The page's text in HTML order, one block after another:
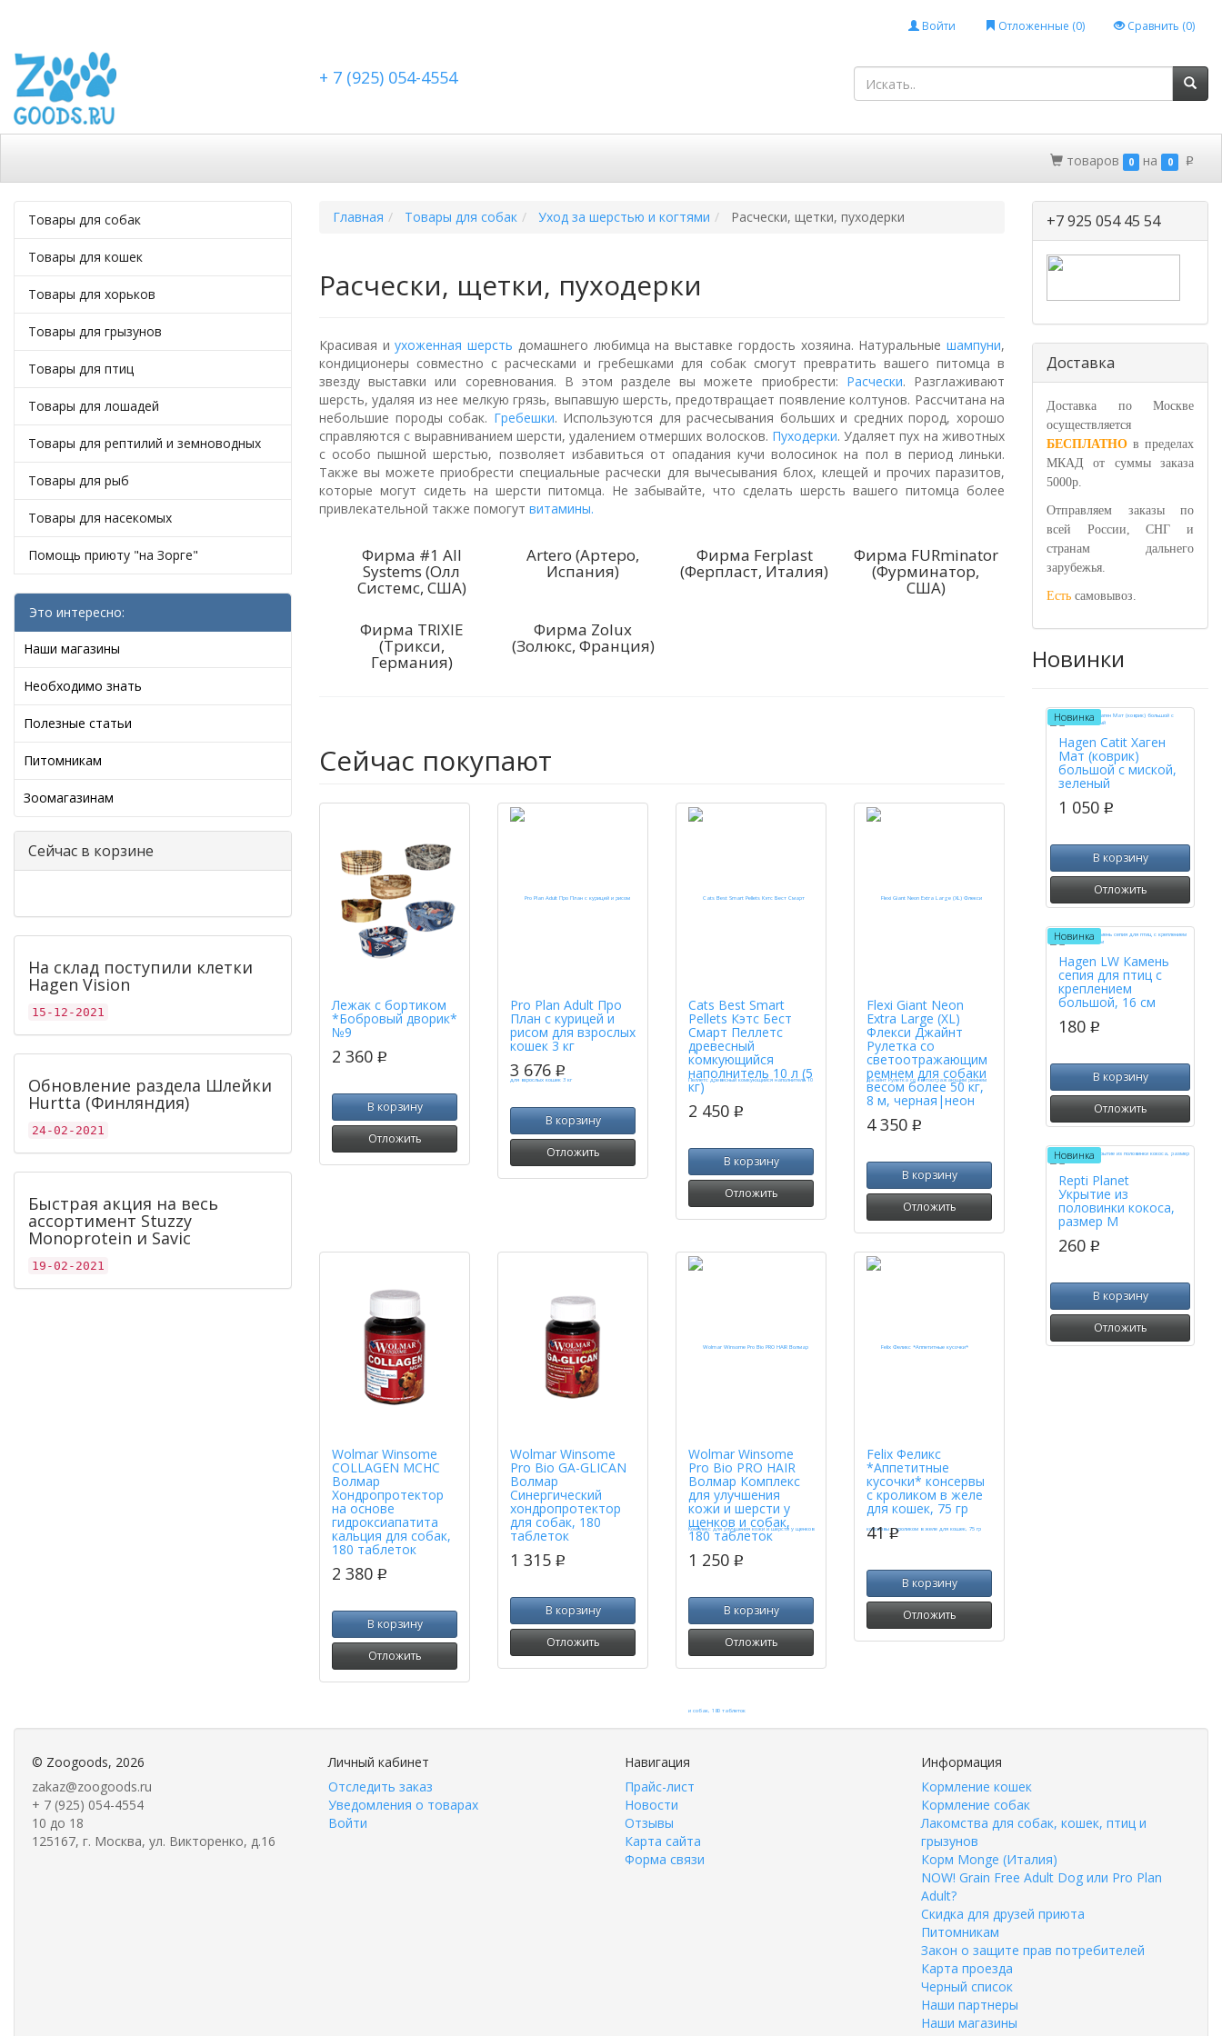
Войти Отложенные (0) Сравнить (0)
+ 7 (925) 054-4554
товаров 0 на 0 p
Товары для собак
Товары для кошек
Товары для хорьков
Товары для грызунов
Товары для птиц
Товары для лошадей
Товары для рептилий и земноводных
Товары для рыб
Товары для насекомых
Помощь приюту "на Зорге"
Это интересно:
Наши магазины
Необходимо знать
Полезные статьи
Питомникам
Зоомагазинам
Сейчас в корзине
На склад поступили клетки
Hagen Vision
15-12-2021
Обновление раздела Шлейки
Hurtta (Финляндия)
24-02-2021
Быстрая акция на весь
ассортимент Stuzzy
Monoprotein и Savic
19-02-2021
Главная Товары для собак Уход за шерстью и когтями Расчески, щетки, пуходерки
Расчески, щетки, пуходерки
Красивая иухоженная шерсть домашнего любимца на выставке гордость хозяина. Натуральныешампуни,
кондиционеры совместно с расческами и гребешками для собак смогут превратить вашего питомца в
звезду выставки или соревнования. В этом разделе вы можете приобрести: Расчески. Разглаживают
шерсть, удаляя из нее мелкую грязь, выпавшую шерсть, предотвращает появление колтунов. Рассчитана на
небольшие породы собак. Гребешки. Используются для расчесывания больших и средних пород, хорошо
справляются с выравниванием шерсти, удалением отмерших волосков. Пуходерки. Удаляет пух на животных
с особо пышной шерстью, позволяет избавиться от опадания кучи волосинок на пол в период линьки.
Также вы можете приобрести специальные расчески для вычесывания блох, клещей и прочих паразитов,
которые могут сидеть на шерсти питомца. Не забывайте, что сделать шерсть вашего питомца более
привлекательной также помогут витамины.
Фирма #1 All
Systems (Олл
Системс, США)
Artero (Артеро,
Испания)
Фирма Ferplast
(Ферпласт, Италия)
Фирма FURminator
(Фурминатор,
США)
Фирма TRIXIE
(Трикси,
Германия)
Фирма Zolux
(Золюкс, Франция)
Сейчас покупают
Лежак с бортиком
*Бобровый дворик*
№9
2 360 p
В корзину
Отложить
Pro Plan Adult Про
План с курицей и
рисом для взрослых
кошек 3 кг
3 676 p
В корзину
Отложить
Cats Best Smart
Pellets Кэтс Бест
Смарт Пеллетс
древесный
комкующийся
наполнитель 10 л (5
кг)
2 450 p
В корзину
Отложить
Flexi Giant Neon
Extra Large (XL)
Флекси Джайнт
Рулетка со
светоотражающим
ремнем для собаки
весом более 50 кг,
8 м, черная|неон
4 350 p
В корзину
Отложить
Wolmar Winsome
COLLAGEN MCHC
Волмар
Хондропротектор
на основе
гидроксиапатита
кальция для собак,
180 таблеток
2 380 p
В корзину
Отложить
Wolmar Winsome
Pro Bio GA-GLICAN
Волмар
Синергический
хондропротектор
для собак, 180
таблеток
1 315 p
В корзину
Отложить
Wolmar Winsome
Pro Bio PRO HAIR
Волмар Комплекс
для улучшения
кожи и шерсти у
щенков и собак,
180 таблеток
1 250 p
В корзину
Отложить
Felix Феликс
*Аппетитные
кусочки* консервы
с кроликом в желе
для кошек, 75 гр
41p
В корзину
Отложить
+7 925 054 45 54
Доставка
Доставка по Москве
осуществляется
БЕСПЛАТНО в пределах
МКАД от суммы заказа
5000р.
Отправляем заказы по
всей России, СНГ и
странам дальнего
зарубежья.
Есть самовывоз.
Новинки
Новинка
Hagen Catit Хаген
Мат (коврик)
большой с миской,
зеленый
1 050 p
В корзину
Отложить
Новинка
Hagen LW Камень
сепия для птиц с
креплением
большой, 16 см
180 p
В корзину
Отложить
Новинка
Repti Planet
Укрытие из
половинки кокоса,
размер M
260 p
В корзину
Отложить
© Zoogoods, 2026
zakaz@zoogoods.ru
+ 7 (925) 054-4554
10 до 18
125167, г. Москва, ул. Викторенко, д.16
Личный кабинет
Отследить заказ
Уведомления о товарах
Войти
Навигация
Прайс-лист
Новости
Отзывы
Карта сайта
Форма связи
Информация
Кормление кошек
Кормление собак
Лакомства для собак, кошек, птиц и
грызунов
Корм Monge (Италия)
NOW! Grain Free Adult Dog или Pro Plan
Adult?
Скидка для друзей приюта
Питомникам
Закон о защите прав потребителей
Карта проезда
Черный список
Наши партнеры
Наши магазины